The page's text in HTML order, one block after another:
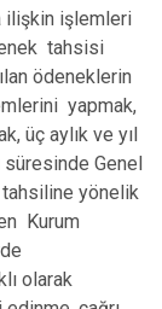
ilişkin işlemleri
tahsisi
ödeneklerin
yapmak,
üç aylık ve yıl
Genel
yönelik
Kurum
olarak